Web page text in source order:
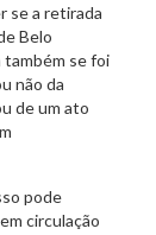
se a retirada
Belo
também se foi
não da
de um ato
pode
circulação